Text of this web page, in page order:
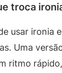
troca
usar ironia
Uma
ritmo